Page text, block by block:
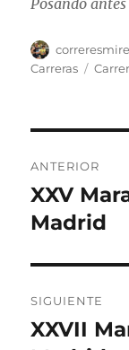
Posando
Autor
Carreras
de
entradas
ANTERIOR
Entrada
anterior:
XXV
Madrid
SIGUIENTE
Entrada
XXVII